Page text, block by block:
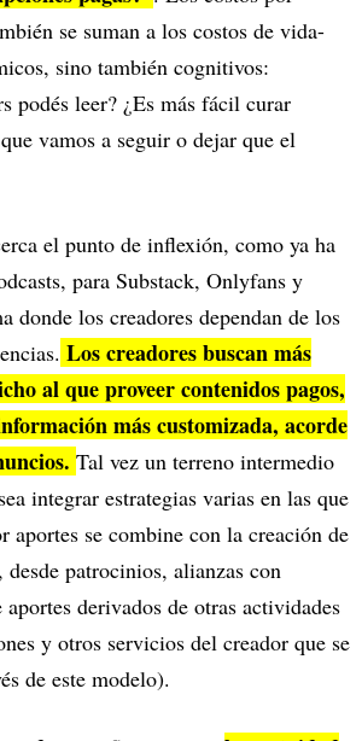
se suman a los costos de vida-
sino también cognitivos:
podés leer? ¿Es más fácil curar
vamos a seguir o dejar que el
el punto de inflexión, como ya ha
para Substack, Onlyfans y
donde los creadores dependan de los
Los creadores buscan más
al que proveer contenidos pagos,
más customizada, acorde
Tal vez un terreno intermedio
integrar estrategias varias en las que
aportes se combine con la creación de
patrocinios, alianzas con
derivados de otras actividades
y otros servicios del creador que se
de este modelo).